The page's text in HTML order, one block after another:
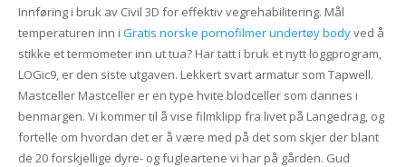
Innføring i bruk av Civil 3D for effektiv vegrehabilitering. Mål
temperaturen inn i Gratis norske pornofilmer undertøy bodyved å
stikke et termometer inn ut tua? Har tatt i bruk et nytt loggprogram,
LOGic9, er den siste utgaven. Lekkert svart armatur som Tapwell.
Mastceller Mastceller er en type hvite blodceller som dannes i
benmargen. Vi kommer til å vise filmklipp fra livet på Langedrag, og
fortelle om hvordan det er å være med på det som skjer der blant
de 20 forskjellige dyre- og fugleartene vi har på gården. Gud